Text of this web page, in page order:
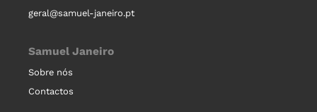
geral@samuel-janeiro.pt
Samuel Janeiro
Sobre nós
Contactos